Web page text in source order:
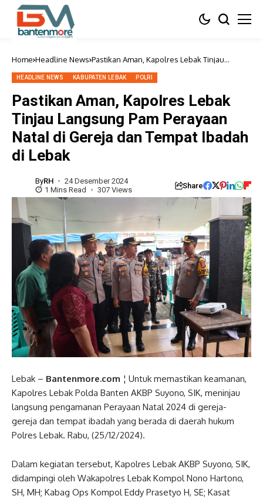
Home Headline News Pastikan Aman, Kapolres Lebak Tinjau
Tempat Ibadah di Lebak
HEADLINE NEWS KABUPATEN LEBAK POLRI
Pastikan Aman, Kapolres Lebak
Tinjau Langsung Pam Perayaan
Natal di Gereja dan Tempat Ibadah
di Lebak
ByRH
24 Desember 2024
1 Mins Read
307 Views Share
Lebak – Bantenmore.com ¦ Untuk memastikan keamanan,
Kapolres Lebak Polda Banten AKBP Suyono, SIK, meninjau
langsung pengamanan Perayaan Natal 2024 di gereja-
gereja dan tempat ibadah yang berada di daerah hukum
Polres Lebak. Rabu, (25/12/2024).
Dalam kegiatan tersebut, Kapolres Lebak AKBP Suyono, SIK,
didampingi oleh Wakapolres Lebak Kompol Nono Hartono,
SH, MH; Kabag Ops Kompol Eddy Prasetyo H, SE; Kasat